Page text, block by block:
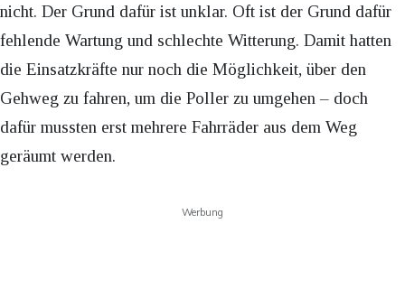
nicht. Der Grund dafür ist unklar. Oft ist der Grund dafür
fehlende Wartung und schlechte Witterung. Damit hatten
die Einsatzkräfte nur noch die Möglichkeit, über den
Gehweg zu fahren, um die Poller zu umgehen – doch
dafür mussten erst mehrere Fahrräder aus dem Weg
geräumt werden.
Werbung